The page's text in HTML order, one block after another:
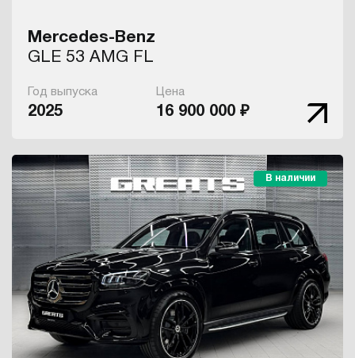
Mercedes-Benz
GLE 53 AMG FL
Год выпуска
2025
Цена
16 900 000 ₽
В наличии